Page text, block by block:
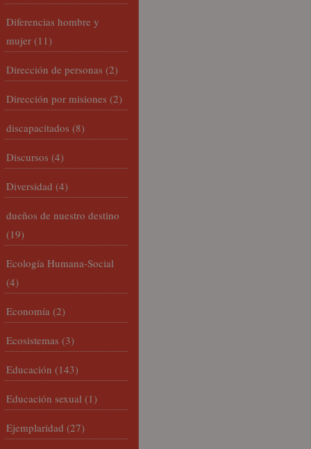
Diferencias hombre y
mujer (11)
Dirección de personas (2)
Dirección por misiones (2)
discapacitados (8)
Discursos (4)
Diversidad (4)
dueños de nuestro destino
(19)
Ecología Humana-Social
(4)
Economía (2)
Ecosistemas (3)
Educación (143)
Educación sexual (1)
Ejemplaridad (27)